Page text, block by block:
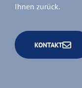
Ihnen zurück.
KONTAKT